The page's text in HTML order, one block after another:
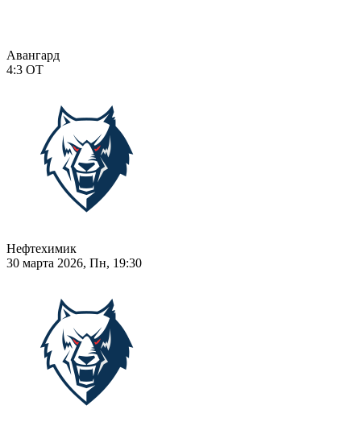
Авангард
4:3 ОТ
Нефтехимик
30 марта 2026, Пн, 19:30